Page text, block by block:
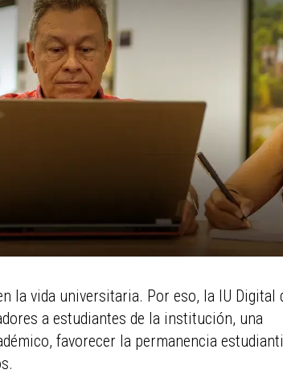
la vida universitaria. Por eso, la IU Digital
a estudiantes de la institución, una
favorecer la permanencia